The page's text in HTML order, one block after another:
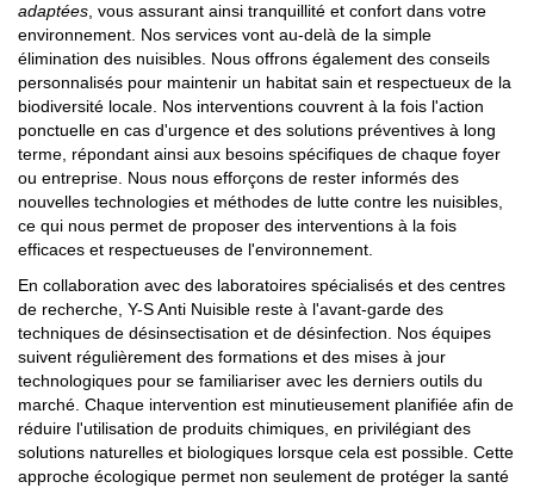
adaptées, vous assurant ainsi tranquillité et confort dans votre
environnement. Nos services vont au-delà de la simple
élimination des nuisibles. Nous offrons également des conseils
personnalisés pour maintenir un habitat sain et respectueux de la
biodiversité locale. Nos interventions couvrent à la fois l'action
ponctuelle en cas d'urgence et des solutions préventives à long
terme, répondant ainsi aux besoins spécifiques de chaque foyer
ou entreprise. Nous nous efforçons de rester informés des
nouvelles technologies et méthodes de lutte contre les nuisibles,
ce qui nous permet de proposer des interventions à la fois
efficaces et respectueuses de l'environnement.
En collaboration avec des laboratoires spécialisés et des centres
de recherche, Y-S Anti Nuisible reste à l'avant-garde des
techniques de désinsectisation et de désinfection. Nos équipes
suivent régulièrement des formations et des mises à jour
technologiques pour se familiariser avec les derniers outils du
marché. Chaque intervention est minutieusement planifiée afin de
réduire l'utilisation de produits chimiques, en privilégiant des
solutions naturelles et biologiques lorsque cela est possible. Cette
approche écologique permet non seulement de protéger la santé